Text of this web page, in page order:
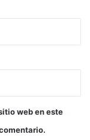
web en este